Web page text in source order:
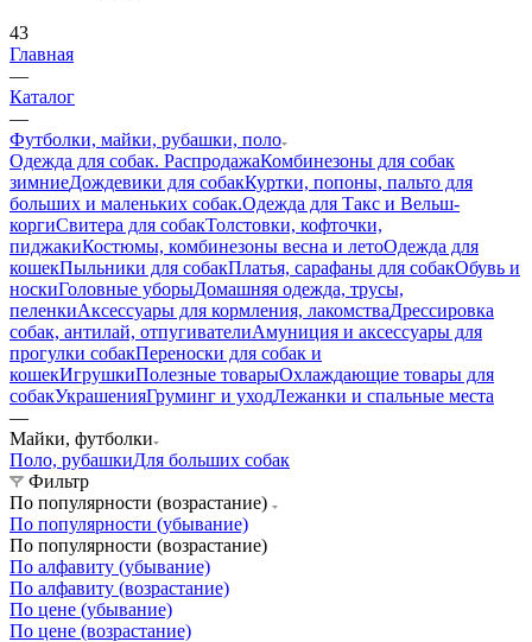
43
Главная
—
Каталог
—
Футболки, майки, рубашки, поло
Одежда для собак. РаспродажаКомбинезоны для собак
зимниеДождевики для собакКуртки, попоны, пальто для
больших и маленьких собак.Одежда для Такс и Вельш-
коргиСвитера для собакТолстовки, кофточки,
пиджакиКостюмы, комбинезоны весна и летоОдежда для
кошекПыльники для собакПлатья, сарафаны для собакОбувь и
носкиГоловные уборыДомашняя одежда, трусы,
пеленкиАксессуары для кормления, лакомстваДрессировка
собак, антилай, отпугивателиАмуниция и аксессуары для
прогулки собакПереноски для собак и
кошекИгрушкиПолезные товарыОхлаждающие товары для
собакУкрашенияГруминг и уходЛежанки и спальные места
—
Майки, футболки
Поло, рубашкиДля больших собак
Фильтр
По популярности (возрастание)
По популярности (убывание)
По популярности (возрастание)
По алфавиту (убывание)
По алфавиту (возрастание)
По цене (убывание)
По цене (возрастание)